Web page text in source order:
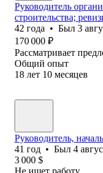
Руководитель
строительства;
42 года • Был 3
170 000 ₽
Рассматривает
Общий опыт
18 лет 10 месяцев
Pуководитель,
41 год • Был 4
3 000 $
Не ищет работу